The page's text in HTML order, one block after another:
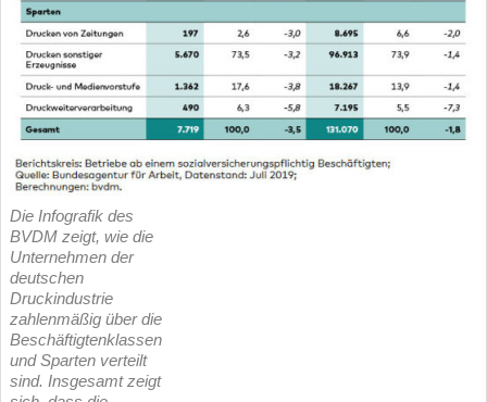
Die Infografik des
BVDM zeigt, wie die
Unternehmen der
deutschen
Druckindustrie
zahlenmäßig über die
Beschäftigtenklassen
und Sparten verteilt
sind. Insgesamt zeigt